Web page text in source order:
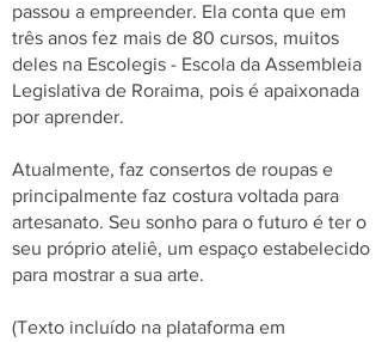
passou a empreender. Ela conta que em
três anos fez mais de 80 cursos, muitos
deles na Escolegis - Escola da Assembleia
Legislativa de Roraima, pois é apaixonada
por aprender.
Atualmente, faz consertos de roupas e
principalmente faz costura voltada para
artesanato. Seu sonho para o futuro é ter o
seu próprio ateliê, um espaço estabelecido
para mostrar a sua arte.
(Texto incluído na plataforma em